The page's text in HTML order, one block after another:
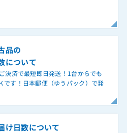
品の
について
決済で最短即日発送！1台からでも
です！日本郵便（ゆうパック）で発
け日数について